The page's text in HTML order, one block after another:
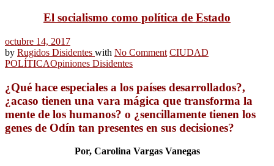
El socialismo como política de Estado
octubre 14, 2017
by Rugidos Disidentes with No Comment CIUDAD
POLÍTICAOpiniones Disidentes
¿Qué hace especiales a los países desarrollados?,
¿acaso tienen una vara mágica que transforma la
mente de los humanos? o ¿sencillamente tienen los
genes de Odín tan presentes en sus decisiones?
Por, Carolina Vargas Vanegas